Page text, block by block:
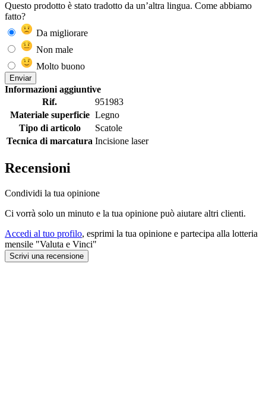
Questo prodotto è stato tradotto da un’altra lingua. Come abbiamo
fatto?
Da migliorare
Non male
Molto buono
Enviar
Informazioni aggiuntive
Rif.
951983
Materiale superficie Legno
Tipo di articolo
Scatole
Tecnica di marcatura Incisione laser
Recensioni
Condividi la tua opinione
Ci vorrà solo un minuto e la tua opinione può aiutare altri clienti.
Accedi al tuo profilo, esprimi la tua opinione e partecipa alla lotteria
mensile "Valuta e Vinci"
Scrivi una recensione